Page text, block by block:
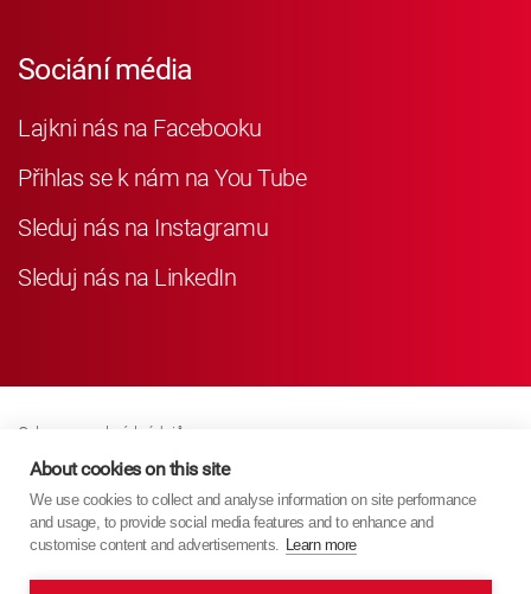
Sociání média
Lajkni nás na Facebooku
Přihlas se k nám na You Tube
Sleduj nás na Instagramu
Sleduj nás na LinkedIn
Ochrana osobních údajů
Business Partner Privacy
Zásady Souborů Cookies
Modern Slavery Act Policy
About cookies on this site
We use cookies to collect and analyse information on site performance
and usage, to provide social media features and to enhance and
customise content and advertisements. Learn more